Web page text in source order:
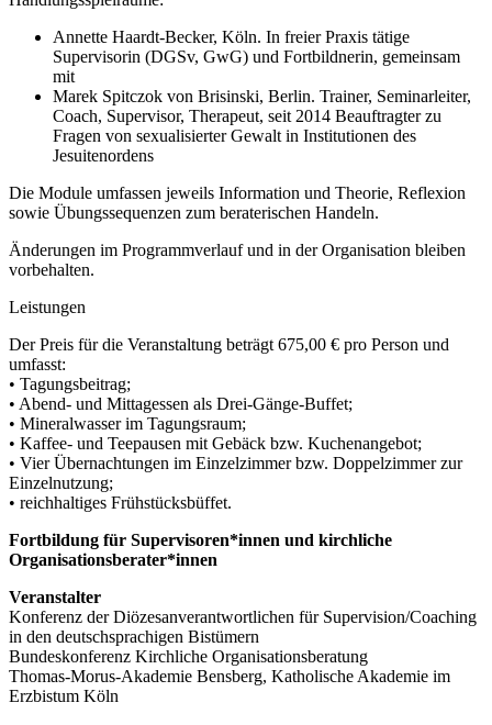
Annette Haardt-Becker, Köln. In freier Praxis tätige
Supervisorin (DGSv, GwG) und Fortbildnerin, gemeinsam
mit
Marek Spitczok von Brisinski, Berlin. Trainer, Seminarleiter,
Coach, Supervisor, Therapeut, seit 2014 Beauftragter zu
Fragen von sexualisierter Gewalt in Institutionen des
Jesuitenordens
Die Module umfassen jeweils Information und Theorie, Reflexion
sowie Übungssequenzen zum beraterischen Handeln.
Änderungen im Programmverlauf und in der Organisation bleiben
vorbehalten.
Leistungen
Der Preis für die Veranstaltung beträgt 675,00 € pro Person und
umfasst:
• Tagungsbeitrag;
• Abend- und Mittagessen als Drei-Gänge-Buffet;
• Mineralwasser im Tagungsraum;
• Kaffee- und Teepausen mit Gebäck bzw. Kuchenangebot;
• Vier Übernachtungen im Einzelzimmer bzw. Doppelzimmer zur
Einzelnutzung;
• reichhaltiges Frühstücksbüffet.
Fortbildung für Supervisoren*innen und kirchliche
Organisationsberater*innen
Veranstalter
Konferenz der Diözesanverantwortlichen für Supervision/Coaching
in den deutschsprachigen Bistümern
Bundeskonferenz Kirchliche Organisations­beratung
Thomas-Morus-Akademie Bensberg, Katholische Akademie im
Erzbistum Köln